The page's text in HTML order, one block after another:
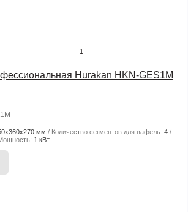
1
Hurakan HKN-GES1M
мм Количество сегментов для вафель: 4
1 кВт